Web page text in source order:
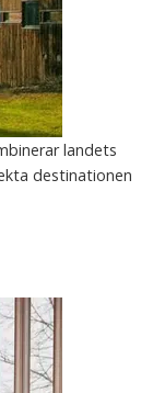
landets
destinationen